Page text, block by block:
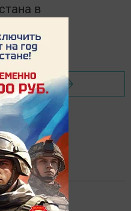
в
MАХ:
новости